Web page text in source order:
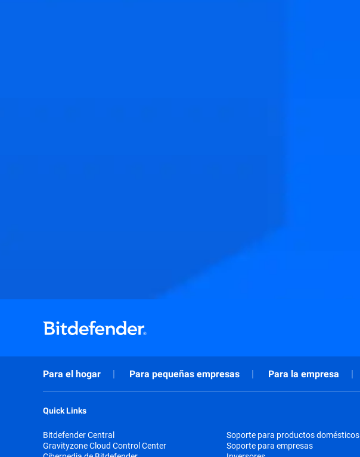
Para el hogar Para pequeñas empresas Para la empresa
Quick Links
Bitdefender Central
Gravityzone Cloud Control Center
Soporte para productos domésticos
Soporte para empresas